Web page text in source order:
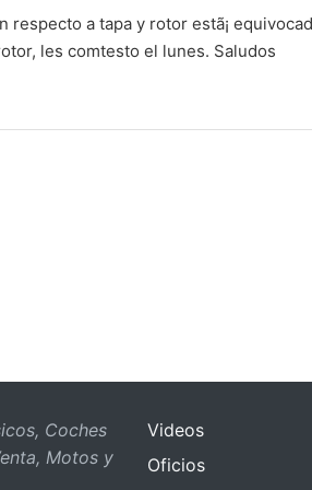
respecto a tapa y rotor estã¡
les comtesto el lunes. Saludos
Coches
Motos y
Videos
Oficios